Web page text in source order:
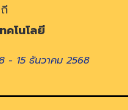
คโนโลยี
- 15 ธันวาคม 2568